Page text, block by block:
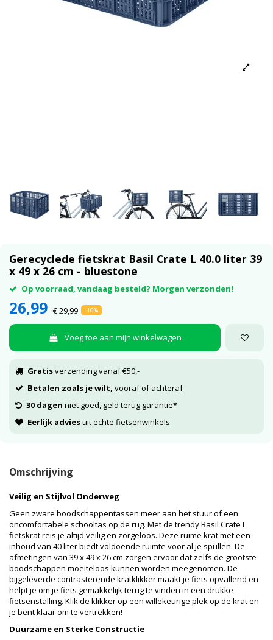
Gerecyclede fietskrat Basil Crate L 40.0 liter 39
x 49 x 26 cm - bluestone
Op voorraad, vandaag besteld? Morgen verzonden!
26,99 € 29,99 -10%
Voeg toe aan mijn winkelwagen
Gratisverzending vanaf €50,-
Betalen zoals je wilt, vooraf of achteraf
30 dagen niet goed, geld terug garantie*
Eerlijk adviesuit echte fietsenwinkels
Omschrijving
Veilig en Stijlvol Onderweg
Geen zware boodschappentassen meer aan het stuur of een
oncomfortabele schooltas op de rug. Met de trendy Basil Crate L
fietskrat reis je altijd veilig en zorgeloos. Deze ruime krat met een
inhoud van 40 liter biedt voldoende ruimte voor al je spullen. De
afmetingen van 39 x 49 x 26 cm zorgen ervoor dat zelfs de grootste
boodschappen moeiteloos kunnen worden meegenomen. De
bijgeleverde contrasterende kratklikker maakt je fiets opvallend en
helpt je om je fiets gemakkelijk terug te vinden in een drukke
fietsenstalling. Klik de klikker op een willekeurige plek op de krat en
je bent klaar om te vertrekken!
Duurzame en Sterke Constructie